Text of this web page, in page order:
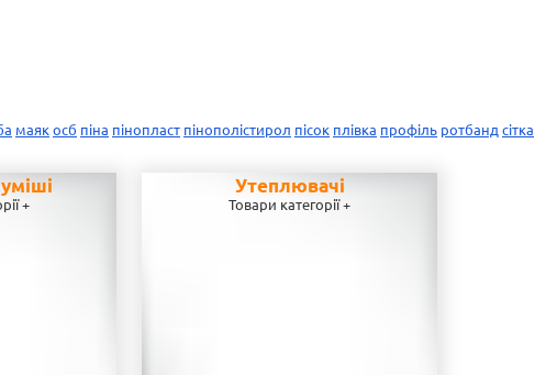
маякосб піна пінопласт пінополістирол пісок плівка профіль ротбанд сітка
+
Утеплювачі
Товари категорії +